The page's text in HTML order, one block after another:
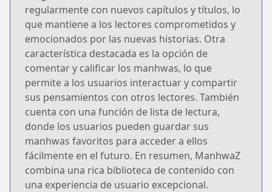
regularmente con nuevos capítulos y títulos, lo
que mantiene a los lectores comprometidos y
emocionados por las nuevas historias. Otra
característica destacada es la opción de
comentar y calificar los manhwas, lo que
permite a los usuarios interactuar y compartir
sus pensamientos con otros lectores. También
cuenta con una función de lista de lectura,
donde los usuarios pueden guardar sus
manhwas favoritos para acceder a ellos
fácilmente en el futuro. En resumen, ManhwaZ
combina una rica biblioteca de contenido con
una experiencia de usuario excepcional.